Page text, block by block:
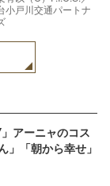
小戸川交通パートナ
アーニャのコス
」「朝から幸せ」